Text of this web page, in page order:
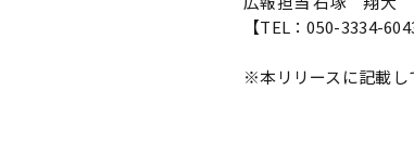
【TEL：050-3334-
※本リリースに記載し